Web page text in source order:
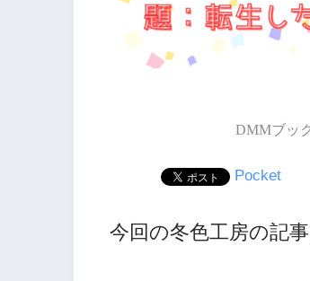
DMMブッ
Pocket
今回の冬色工房の記